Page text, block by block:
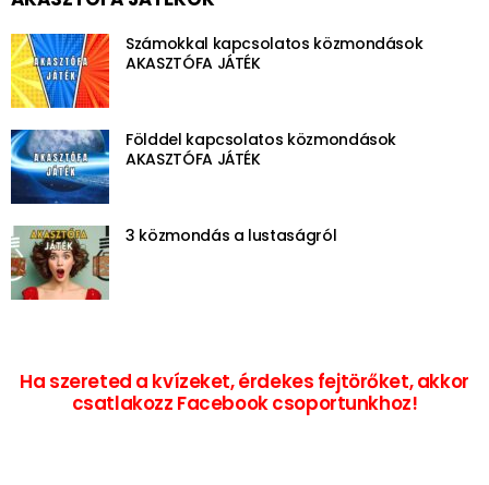
Számokkal kapcsolatos közmondások
AKASZTÓFA JÁTÉK
Földdel kapcsolatos közmondások
AKASZTÓFA JÁTÉK
3 közmondás a lustaságról
Ha szereted a kvízeket, érdekes fejtörőket, akkor
csatlakozz Facebook csoportunkhoz!